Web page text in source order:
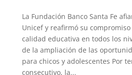
La Fundación Banco Santa Fe
Unicef y reafirmó su
calidad educativa en todos los
de la ampliación de las
para chicos y adolescentes Por
consecutivo, la...